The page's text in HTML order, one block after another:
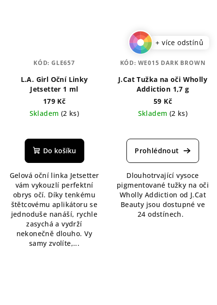
L.A. Girl Oční Linky
Jetsetter 1 ml
179 Kč
Skladem (2 ks)
Do košíku
Gelová oční linka Jetsetter
vám vykouzlí perfektní
obrys očí. Díky tenkému
štětcovému aplikátoru se
jednoduše nanáší, rychle
zasychá a vydrží
nekonečně dlouho. Vy
samy zvolíte,...
KÓD:GLE657
+ více odstínů
J.Cat Tužka na oči Wholly
Addiction 1,7 g
59 Kč
Skladem (2 ks)
hodnocení
produktu
z
5
hvězdiček.
Dlouhotrvající vysoce
pigmentované tužky na oči
Wholly Addiction od J.Cat
Beauty jsou dostupné ve
24 odstínech.
KÓD: WE015 DARK BROWN